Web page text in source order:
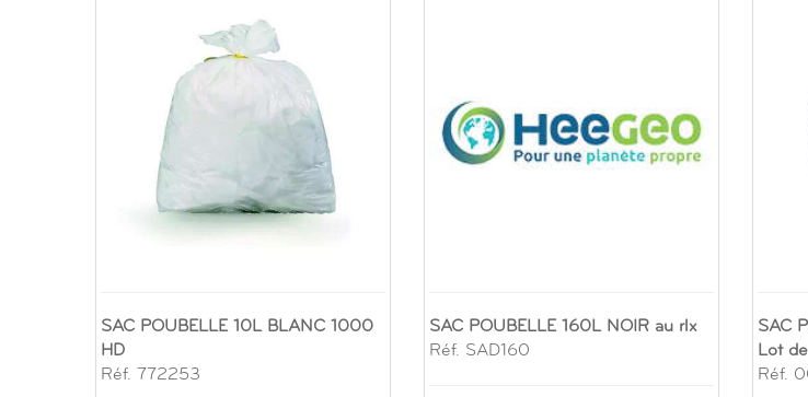
SAC POUBELLE 10L BLANC 1000
HD
Réf. 772253
SAC POUBELLE 160L NOIR au rlx
Réf. SAD160
SAC
Lot
Réf.